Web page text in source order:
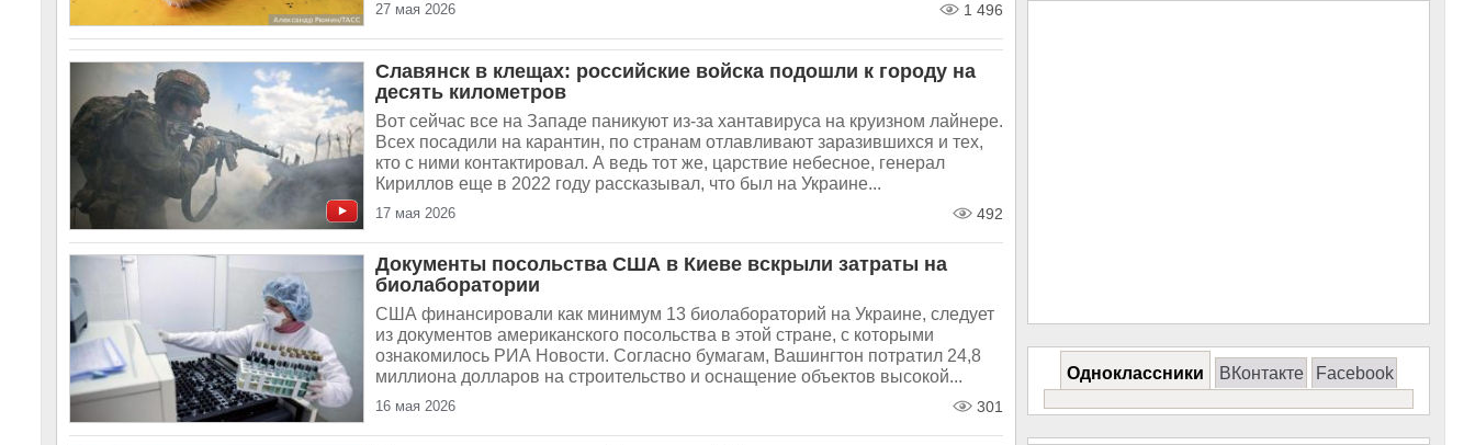
27 мая 2026 1 496
Славянск в клещах: российские войска подошли к городу на
десять километров
Вот сейчас все на Западе паникуют из-за хантавируса на круизном лайнере.
Всех посадили на карантин, по странам отлавливают заразившихся и тех,
кто с ними контактировал. А ведь тот же, царствие небесное, генерал
Кириллов еще в 2022 году рассказывал, что был на Украине...
17 мая 2026 492
Документы посольства США в Киеве вскрыли затраты на
биолаборатории
США финансировали как минимум 13 биолабораторий на Украине, следует
из документов американского посольства в этой стране, с которыми
ознакомилось РИА Новости. Согласно бумагам, Вашингтон потратил 24,8
миллиона долларов на строительство и оснащение объектов высокой...
16 мая 2026 301
Одноклассники ВКонтакте Facebook